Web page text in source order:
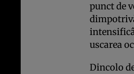
punct de
uscarea
Dincolo